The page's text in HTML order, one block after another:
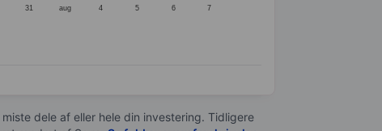
31 aug 4 5 6 7
dele af eller hele din investering. Tidligere